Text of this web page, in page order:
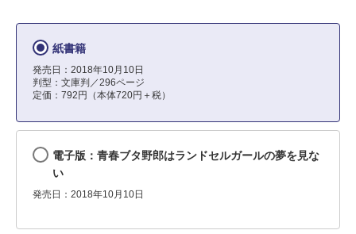
紙書籍
発売日：2018年10月10日
判型：文庫判／296ページ
定価：792円（本体720円＋税）
電子版：青春ブタ野郎はランドセルガールの夢を見な
い
発売日：2018年10月10日